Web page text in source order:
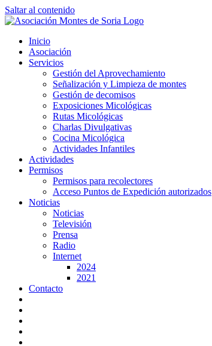
Saltar al contenido
Inicio
Asociación
Servicios
Gestión del Aprovechamiento
Señalización y Limpieza de montes
Gestión de decomisos
Exposiciones Micológicas
Rutas Micológicas
Charlas Divulgativas
Cocina Micológica
Actividades Infantiles
Actividades
Permisos
Permisos para recolectores
Acceso Puntos de Expedición autorizados
Noticias
Noticias
Televisión
Prensa
Radio
Internet
2024
2021
Contacto